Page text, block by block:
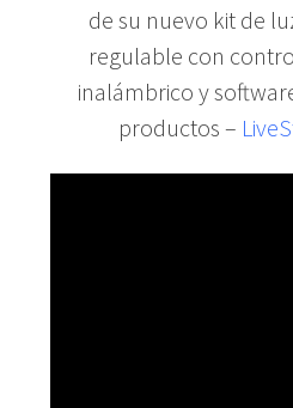
de su nuevo kit de
regulable con
inalámbrico y
productos –